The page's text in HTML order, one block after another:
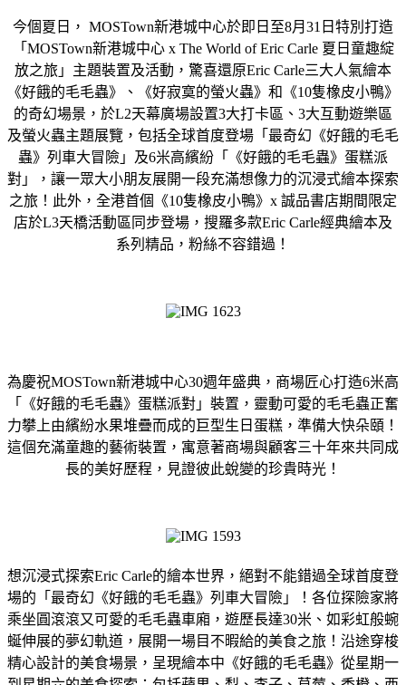
今個夏日， MOSTown新港城中心於即日至8月31日特別打造
「MOSTown新港城中心 x The World of Eric Carle 夏日童趣綻
放之旅」主題裝置及活動，驚喜還原Eric Carle三大人氣繪本
《好餓的毛毛蟲》、《好寂寞的螢火蟲》和《10隻橡皮小鴨》
的奇幻場景，於L2天幕廣場設置3大打卡區、3大互動遊樂區
及螢火蟲主題展覽，包括全球首度登場「最奇幻《好餓的毛毛
蟲》列車大冒險」及6米高繽紛「《好餓的毛毛蟲》蛋糕派
對」，讓一眾大小朋友展開一段充滿想像力的沉浸式繪本探索
之旅！此外，全港首個《10隻橡皮小鴨》x 誠品書店期間限定
店於L3天橋活動區同步登場，搜羅多款Eric Carle經典繪本及
系列精品，粉絲不容錯過！
為慶祝MOSTown新港城中心30週年盛典，商場匠心打造6米高
「《好餓的毛毛蟲》蛋糕派對」裝置，靈動可愛的毛毛蟲正奮
力攀上由繽紛水果堆疊而成的巨型生日蛋糕，準備大快朵頤！
這個充滿童趣的藝術裝置，寓意著商場與顧客三十年來共同成
長的美好歷程，見證彼此蛻變的珍貴時光！
想沉浸式探索Eric Carle的繪本世界，絕對不能錯過全球首度登
場的「最奇幻《好餓的毛毛蟲》列車大冒險」！各位探險家將
乘坐圓滾滾又可愛的毛毛蟲車廂，遊歷長達30米、如彩虹般蜿
蜒伸展的夢幻軌道，展開一場目不暇給的美食之旅！沿途穿梭
精心設計的美食場景，呈現繪本中《好餓的毛毛蟲》從星期一